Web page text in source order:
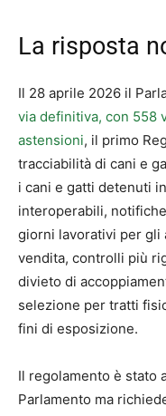
La risposta
Il 28 aprile 2026 il
via definitiva, con 558
astensioni, il primo
tracciabilità di cani e
i cani e gatti detenuti
interoperabili,
giorni lavorativi per gli
vendita, controlli più
divieto di
selezione per tratti
fini di esposizione.
Il regolamento è stato
Parlamento ma